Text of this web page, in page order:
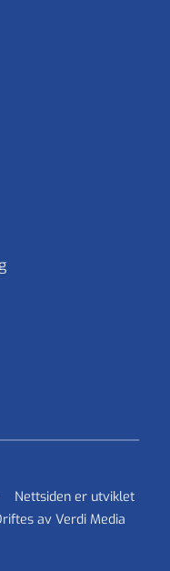
Nettsiden er utviklet
av Verdi Media
og for personlig
av